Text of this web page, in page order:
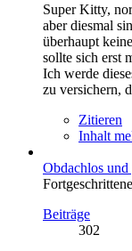
Super Kitty,
aber diesmal
überhaupt
sollte sich erst
Ich werde
zu versichern,
Zitieren
Inhalt
Obdachlos und
Beiträge
302